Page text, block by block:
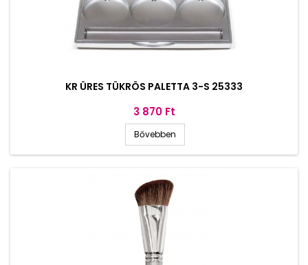
KR ÜRES TÜKRÖS PALETTA 3-S 25333
Ár
3 870 Ft
Bővebben